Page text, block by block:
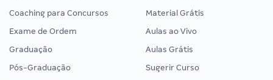
Coaching para Concursos
Exame de Ordem
Graduação
Pós-Graduação
Material Grátis
Aulas ao Vivo
Aulas Grátis
Sugerir Curso